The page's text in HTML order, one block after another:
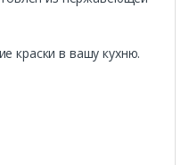
краски в вашу кухню.